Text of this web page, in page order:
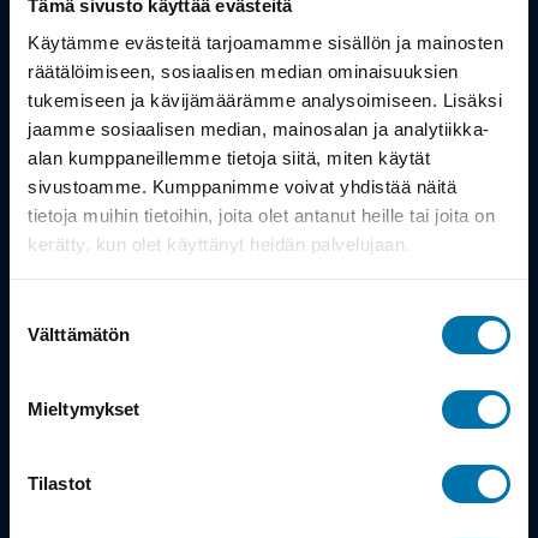
Tämä sivusto käyttää evästeitä
Käytämme evästeitä tarjoamamme sisällön ja mainosten
räätälöimiseen, sosiaalisen median ominaisuuksien
tukemiseen ja kävijämäärämme analysoimiseen. Lisäksi
jaamme sosiaalisen median, mainosalan ja analytiikka-
alan kumppaneillemme tietoja siitä, miten käytät
sivustoamme. Kumppanimme voivat yhdistää näitä
tietoja muihin tietoihin, joita olet antanut heille tai joita on
kerätty, kun olet käyttänyt heidän palvelujaan.
valinta
Välttämätön
Mieltymykset
Tilastot
Työsuhdepyörä
Info
Toimitus
Takuu ja palautukset
Maksutavat